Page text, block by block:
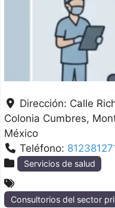
Dirección: Calle
Colonia Cumbres
México
Teléfono:
Servicios de salud
Consultorios del sector